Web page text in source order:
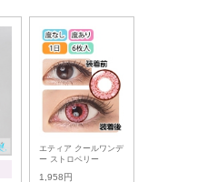
エティア クールワンデ
ー ストロベリー
1,958円